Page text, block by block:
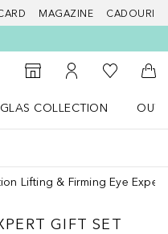
MAGAZINE CADOURI
Către Găsire magazin
Către Contul meu
Către
COLLECTION
Lifting & Firming Eye
GIFT SET